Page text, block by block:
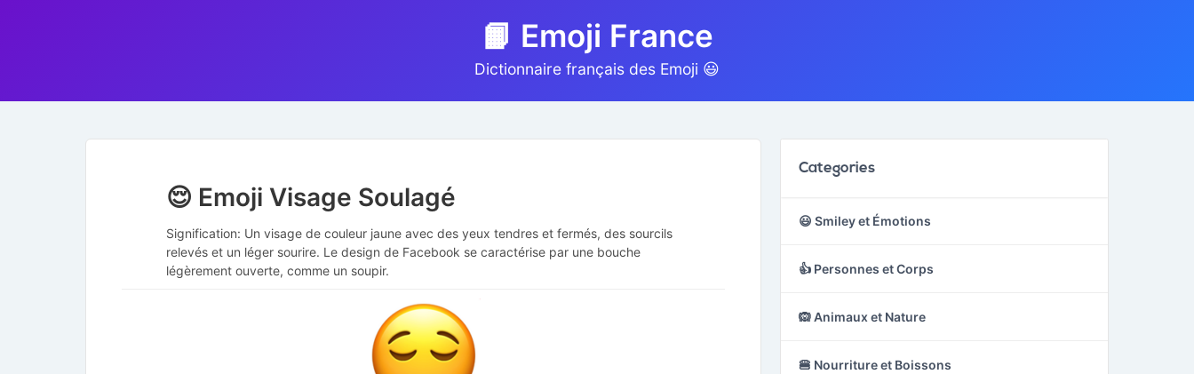
📙 Emoji France
Dictionnaire français des Emoji 😃
😌 Emoji Visage Soulagé
Signification: Un visage de couleur jaune avec des yeux tendres et fermés, des sourcils
relevés et un léger sourire. Le design de Facebook se caractérise par une bouche
légèrement ouverte, comme un soupir.
Categories
😃 Smiley et Émotions
👍 Personnes et Corps
🙉 Animaux et Nature
🍔 Nourriture et Boissons